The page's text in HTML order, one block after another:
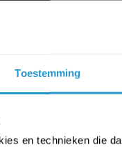
Toestemming
en technieken die
product..